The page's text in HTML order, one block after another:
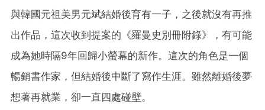
與韓國元祖美男元斌結婚後育有一子，之後就沒有再推
出作品，這次收到提案的《羅曼史別冊附錄》，有可能
成為她時隔9年回歸小螢幕的新作。這次的角色是一個
暢銷書作家，但結婚後中斷了寫作生涯。雖然離婚後夢
想著再就業，卻一直四處碰壁。